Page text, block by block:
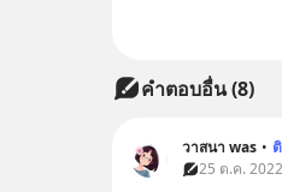
คำตอบอื่น(8)
วาสนา was •
25 ต.ค.